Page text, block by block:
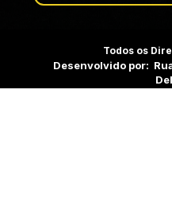
Todos os
Desenvolvido por: